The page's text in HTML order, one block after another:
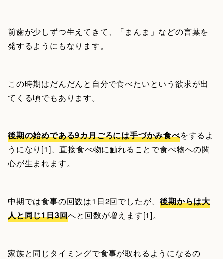
前歯が少しずつ生えてきて、「まんま」などの言葉を
発するようにもなります。
この時期はだんだんと自分で食べたいという欲求が出
てくる頃でもあります。
後期の始めである9カ月ごろには手づかみ食べをするよ
うになり[1]、直接食べ物に触れることで食べ物への関
心が生まれます。
中期では食事の回数は1日2回でしたが、後期からは大
人と同じ1日3回へと回数が増えます[1]。
家族と同じタイミングで食事が取れるようになるの